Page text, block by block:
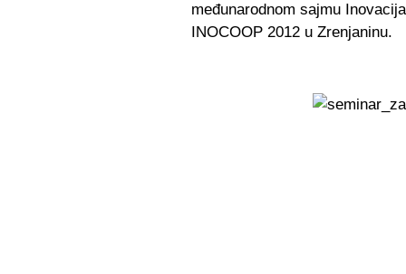
međunarodnom sajmu
INOCOOP 2012 u Zrenjaninu.